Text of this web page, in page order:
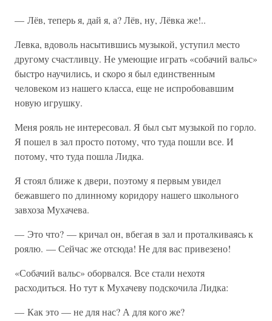
— Лёв, теперь я, дай я, а? Лёв, ну, Лёвка же!..
Левка, вдоволь насытившись музыкой, уступил место
другому счастливцу. Не умеющие играть «собачий вальс»
быстро научились, и скоро я был единственным
человеком из нашего класса, еще не испробовавшим
новую игрушку.
Меня рояль не интересовал. Я был сыт музыкой по горло.
Я пошел в зал просто потому, что туда пошли все. И
потому, что туда пошла Лидка.
Я стоял ближе к двери, поэтому я первым увидел
бежавшего по длинному коридору нашего школьного
завхоза Мухачева.
— Это что? — кричал он, вбегая в зал и проталкиваясь к
роялю. — Сейчас же отсюда! Не для вас привезено!
«Собачий вальс» оборвался. Все стали нехотя
расходиться. Но тут к Мухачеву подскочила Лидка:
— Как это — не для нас? А для кого же?